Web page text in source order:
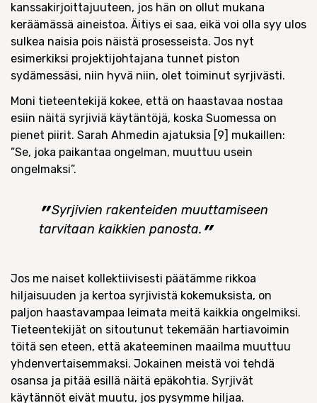
kanssakirjoittajuuteen, jos hän on ollut mukana
keräämässä aineistoa. Äitiys ei saa, eikä voi olla syy ulos
sulkea naisia pois näistä prosesseista. Jos nyt
esimerkiksi projektijohtajana tunnet piston
sydämessäsi, niin hyvä niin, olet toiminut syrjivästi.
Moni tieteentekijä kokee, että on haastavaa nostaa
esiin näitä syrjiviä käytäntöjä, koska Suomessa on
pienet piirit. Sarah Ahmedin ajatuksia [9] mukaillen:
”Se, joka paikantaa ongelman, muuttuu usein
ongelmaksi”.
Syrjivien rakenteiden muuttamiseen
tarvitaan kaikkien panosta.
Jos me naiset kollektiivisesti päätämme rikkoa
hiljaisuuden ja kertoa syrjivistä kokemuksista, on
paljon haastavampaa leimata meitä kaikkia ongelmiksi.
Tieteentekijät on sitoutunut tekemään hartiavoimin
töitä sen eteen, että akateeminen maailma muuttuu
yhdenvertaisemmaksi. Jokainen meistä voi tehdä
osansa ja pitää esillä näitä epäkohtia. Syrjivät
käytännöt eivät muutu, jos pysymme hiljaa.